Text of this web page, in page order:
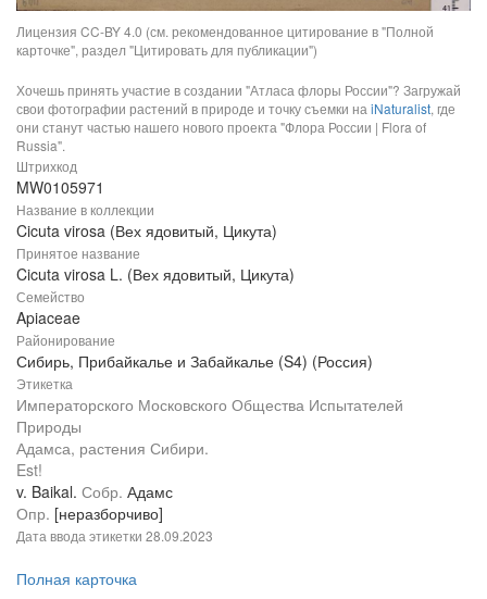
Лицензия CC-BY 4.0 (см. рекомендованное цитирование в "Полной
карточке", раздел "Цитировать для публикации")
Хочешь принять участие в создании "Атласа флоры России"? Загружай
свои фотографии растений в природе и точку съемки на iNaturalist, где
они станут частью нашего нового проекта "Флора России | Flora of
Russia".
Штрихкод
MW0105971
Название в коллекции
Cicuta virosa (Вех ядовитый, Цикута)
Принятое название
Cicuta virosa L. (Вех ядовитый, Цикута)
Семейство
Apiaceae
Районирование
Сибирь, Прибайкалье и Забайкалье (S4) (Россия)
Этикетка
Императорского Московского Общества Испытателей
Природы
Адамса, растения Сибири.
Est!
v. Baikal. Собр. Адамс
Опр. [неразборчиво]
Дата ввода этикетки 28.09.2023
Полная карточка